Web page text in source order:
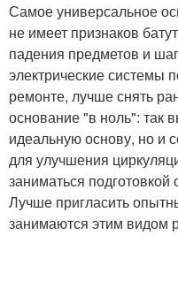
Самое универсальное
не имеет признаков
падения предметов и
электрические системы
ремонте, лучше снять
основание "в ноль": так
идеальную основу, но и
для улучшения
заниматься
Лучше пригласить
занимаются этим видом